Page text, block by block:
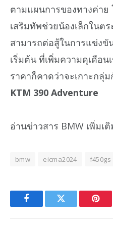
ตามแผนการของทางค่า
เสริมทัพช่วยน้องเล็กในตร
สามารถต่อสู้ในการแข่งขั
เริ่มต้น ที่เพิ่มความดุเดือน
ราคาก็คาดว่าจะเกาะกลุ่ม
KTM 390 Adventure
อ่านข่าวสาร BMW เพิ่มเ
bmw eicma2024 f450gs
FacebookTwitter